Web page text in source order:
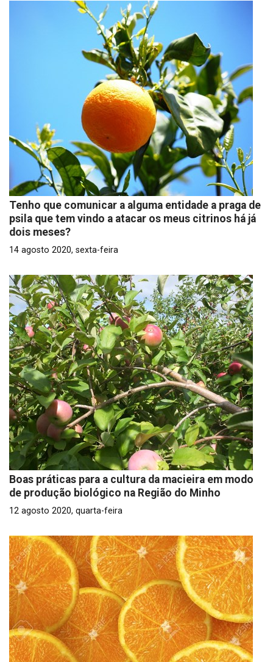
Tenho que comunicar a alguma entidade a praga de
psila que tem vindo a atacar os meus citrinos há já
dois meses?
14 agosto 2020, sexta-feira
Boas práticas para a cultura da macieira em modo
de produção biológico na Região do Minho
12 agosto 2020, quarta-feira